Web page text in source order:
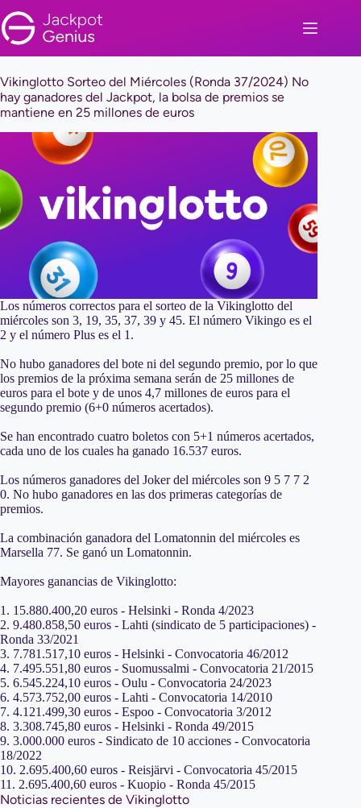
al
contenido
Vikinglotto Sorteo del Miércoles (Ronda 37/2024) No
hay ganadores del Jackpot, la bolsa de premios se
mantiene en 25 millones de euros
Los números correctos para el sorteo de la Vikinglotto del
miércoles son 3, 19, 35, 37, 39 y 45. El número Vikingo es el
2 y el número Plus es el 1.
No hubo ganadores del bote ni del segundo premio, por lo que
los premios de la próxima semana serán de 25 millones de
euros para el bote y de unos 4,7 millones de euros para el
segundo premio (6+0 números acertados).
Se han encontrado cuatro boletos con 5+1 números acertados,
cada uno de los cuales ha ganado 16.537 euros.
Los números ganadores del Joker del miércoles son 9 5 7 7 2
0. No hubo ganadores en las dos primeras categorías de
premios.
La combinación ganadora del Lomatonnin del miércoles es
Marsella 77. Se ganó un Lomatonnin.
Mayores ganancias de Vikinglotto:
1. 15.880.400,20 euros - Helsinki - Ronda 4/2023
2. 9.480.858,50 euros - Lahti (sindicato de 5 participaciones) -
Ronda 33/2021
3. 7.781.517,10 euros - Helsinki - Convocatoria 46/2012
4. 7.495.551,80 euros - Suomussalmi - Convocatoria 21/2015
5. 6.545.224,10 euros - Oulu - Convocatoria 24/2023
6. 4.573.752,00 euros - Lahti - Convocatoria 14/2010
7. 4.121.499,30 euros - Espoo - Convocatoria 3/2012
8. 3.308.745,80 euros - Helsinki - Ronda 49/2015
9. 3.000.000 euros - Sindicato de 10 acciones - Convocatoria
18/2022
10. 2.695.400,60 euros - Reisjärvi - Convocatoria 45/2015
11. 2.695.400,60 euros - Kuopio - Ronda 45/2015
Noticias recientes de Vikinglotto